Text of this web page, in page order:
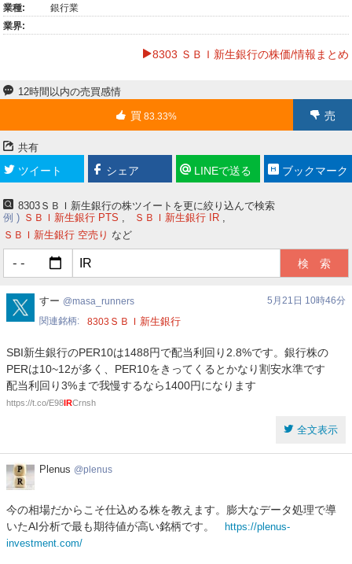
ク
業種:
銀行業
業界:
8303 ＳＢＩ新生銀行の株価/情報まとめ
12時間以内の売買感情
買 83.33% 売
共有
ツイート シェア LINEで送る ブックマーク
8303ＳＢＩ新生銀行の株ツイートを更に絞り込んで検索
例
ＳＢＩ新生銀行 PTS
ＳＢＩ新生銀行 IR
ＳＢＩ新生銀行 空売り など
masa_runners
すー masa_runners
5月21日 10時46分
関連銘柄
8303 ＳＢＩ新生銀行
SBI新生銀行のPER10は1488円で配当利回り2.8%です。銀行株の
PERは10~12が多く、PER10をきってくるとかなり割安水準です
配当利回り3%まで我慢するなら1400円になります
https://t.co/E98IRCrnsh
全文表示
Plenus
Plenus plenus
今の相場だからこそ仕込める株を教えます。膨大なデータ処理で導
いたAI分析で最も期待値が高い銘柄です。
https://plenus-
investment.com/